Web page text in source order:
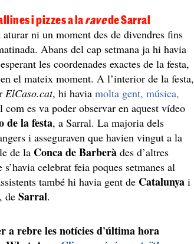
i pizzes a laravede Sarral
ni un moment des de divendres fins
Abans del cap setmana ja hi havia
les coordenades exactes de la festa,
el mateix moment. A l’interior de la festa,
ElCaso.cat, hi haviamolta gent, música,
com es va poder observar en aquest vídeo
de la festa, a Sarral. La majoria dels
i asseguraven que havien vingut a la
de la Conca de Barberà des d’altres
celebrat feia poques setmanes al
també hi havia gent de Catalunya i
deSarral.
a rebre les notícies d'última hora